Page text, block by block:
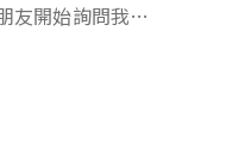
友開始詢問我
iPhone15 Pro